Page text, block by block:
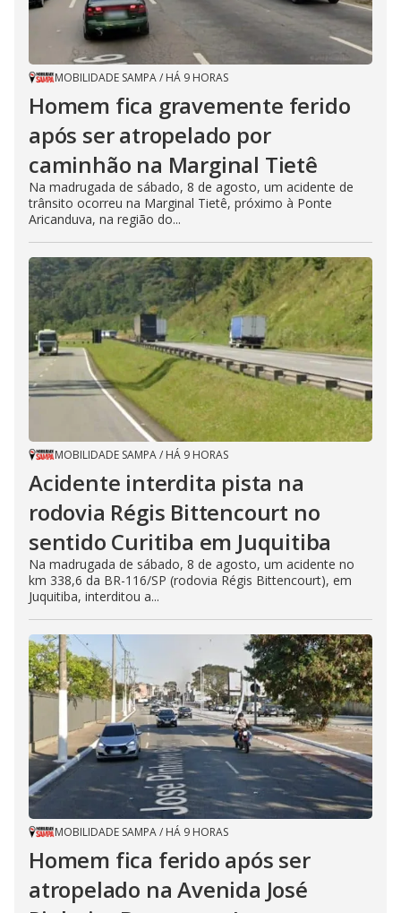
MOBILIDADE SAMPA/ HÁ 9 HORAS
Homem fica gravemente ferido
após ser atropelado por
caminhão na Marginal Tietê
Na madrugada de sábado, 8 de agosto, um acidente de
trânsito ocorreu na Marginal Tietê, próximo à Ponte
Aricanduva, na região do...
MOBILIDADE SAMPA/ HÁ 9 HORAS
Acidente interdita pista na
rodovia Régis Bittencourt no
sentido Curitiba em Juquitiba
Na madrugada de sábado, 8 de agosto, um acidente no
km 338,6 da BR-116/SP (rodovia Régis Bittencourt), em
Juquitiba, interditou a...
MOBILIDADE SAMPA/ HÁ 9 HORAS
Homem fica ferido após ser
atropelado na Avenida José